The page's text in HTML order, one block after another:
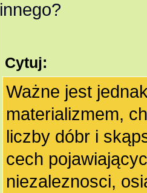
innego?
Cytuj:
Ważne jest
materializmem,
liczby dóbr i
cech
niezaleznosci,